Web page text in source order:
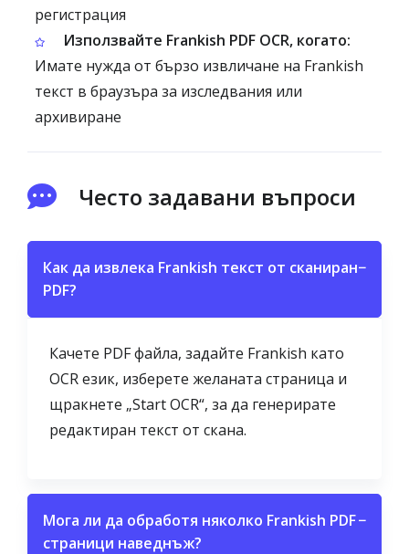
регистрация
Използвайте Frankish PDF OCR, когато:
Имате нужда от бързо извличане на Frankish
текст в браузъра за изследвания или
архивиране
Често задавани въпроси
Как да извлека Frankish текст от сканиран
PDF?
−
Качете PDF файла, задайте Frankish като
OCR език, изберете желаната страница и
щракнете „Start OCR“, за да генерирате
редактиран текст от скана.
Мога ли да обработя няколко Frankish PDF
страници наведнъж?
−